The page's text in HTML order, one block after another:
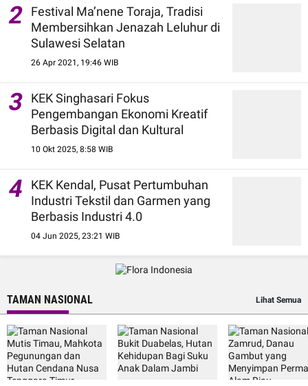
2
Festival Ma’nene Toraja, Tradisi
Membersihkan Jenazah Leluhur di
Sulawesi Selatan
26 Apr 2021, 19:46 WIB
3
KEK Singhasari Fokus
Pengembangan Ekonomi Kreatif
Berbasis Digital dan Kultural
10 Okt 2025, 8:58 WIB
4
KEK Kendal, Pusat Pertumbuhan
Industri Tekstil dan Garmen yang
Berbasis Industri 4.0
04 Jun 2025, 23:21 WIB
TAMAN NASIONAL Lihat Semua